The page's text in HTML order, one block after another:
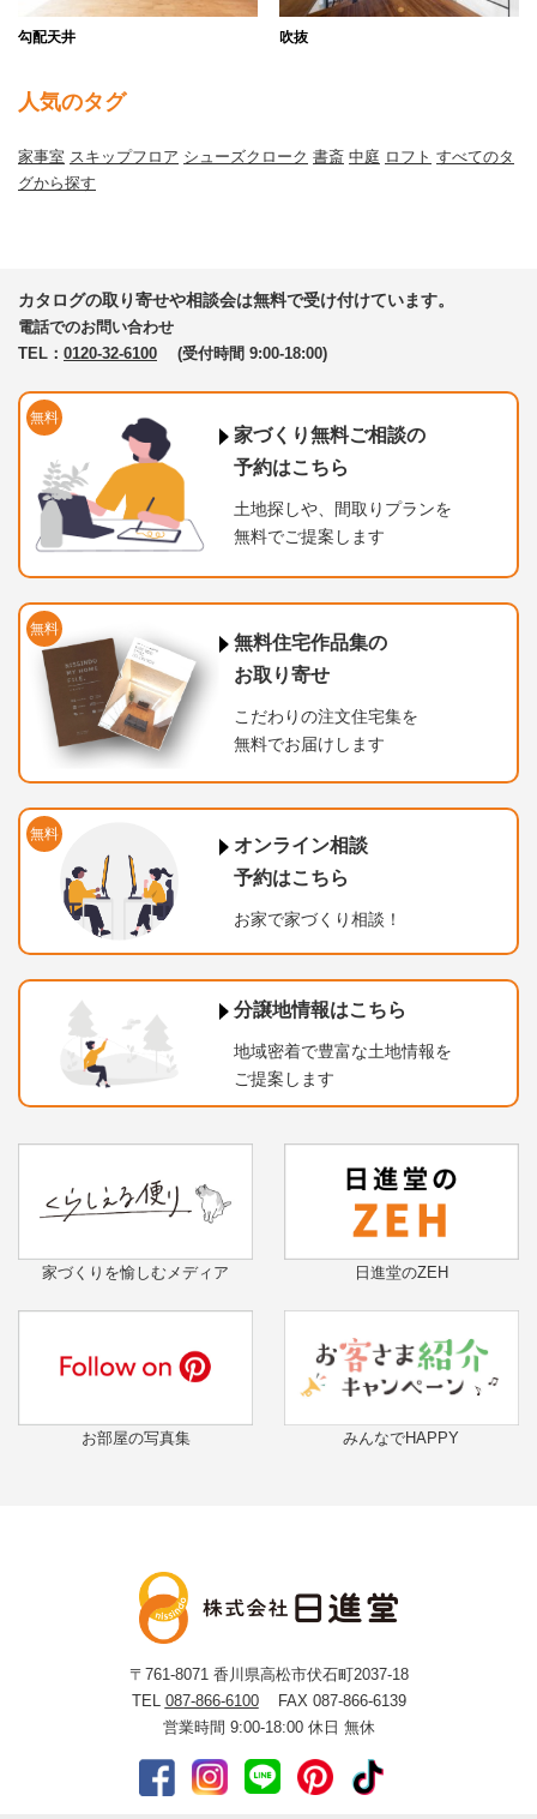
勾配天井 吹抜
人気のタグ
家事室 スキップフロア シューズクローク 書斎 中庭 ロフト すべてのタ
グから探す
カタログの取り寄せや相談会は無料で受け付けています。
電話でのお問い合わせ
TEL： 0120-32-6100 (受付時間 9:00-18:00)
無料
家づくり無料ご相談の
予約はこちら
土地探しや、間取りプランを
無料でご提案します
無料
無料住宅作品集の
お取り寄せ
こだわりの注文住宅集を
無料でお届けします
無料
オンライン相談
予約はこちら
お家で家づくり相談！
分譲地情報はこちら
地域密着で豊富な土地情報を
ご提案します
家づくりを愉しむメディア 日進堂のZEH
お部屋の写真集 みんなでHAPPY
〒761-8071香川県高松市伏石町2037-18
TEL 087-866-6100
FAX 087-866-6139
営業時間 9:00-18:00 休日 無休